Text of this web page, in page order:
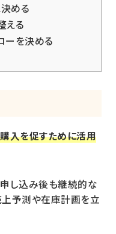
める
える
ーを決める
入を促すために活用
し込み後も継続的な
予測や在庫計画を立